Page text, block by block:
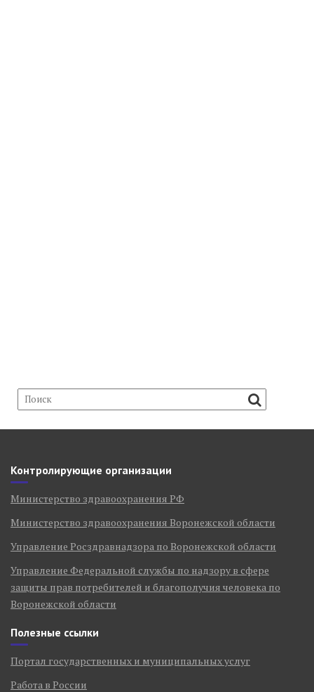
Контролирующие организации
Министерство здравоохранения РФ
Министерство здравоохранения Воронежской области
Управление Росздравнадзора по Воронежской области
Управление Федеральной службы по надзору в сфере
защиты прав потребителей и благополучия человека по
Воронежской области
Полезные ссылки
Портал государственных и муниципальных услуг
Работа в России